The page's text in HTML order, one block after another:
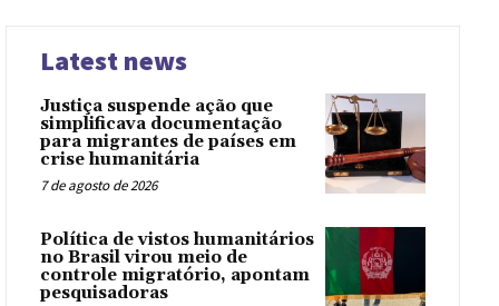
Latest news
Justiça suspende ação que
simplificava documentação
para migrantes de países em
crise humanitária
7 de agosto de 2026
Política de vistos humanitários
no Brasil virou meio de
controle migratório, apontam
pesquisadoras